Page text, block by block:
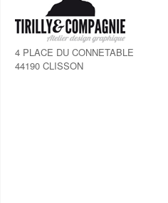
4 PLACE DU CONNETABLE
44190 CLISSON